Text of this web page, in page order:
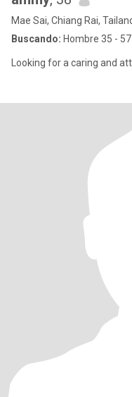
Mae Sai, Chiang Rai,
Buscando: Hombre 35 - 57
Looking for a caring and